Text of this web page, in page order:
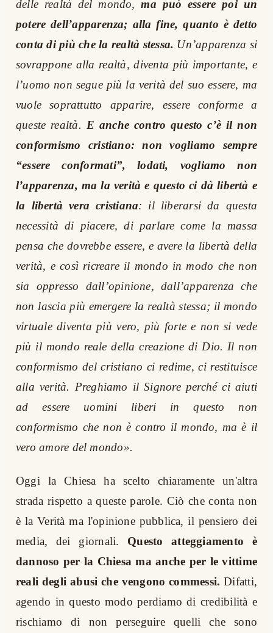
delle realtà del mondo,ma può essere poi un
potere dell’apparenza; alla fine, quanto è detto
conta di più che la realtà stessa. Un’apparenza si
sovrappone alla realtà, diventa più importante, e
l’uomo non segue più la verità del suo essere, ma
vuole soprattutto apparire, essere conforme a
queste realtà. E anche contro questo c’è il non
conformismo cristiano: non vogliamo sempre
“essere conformati”, lodati, vogliamo non
l’apparenza, ma la verità e questo ci dà libertà e
la libertà vera cristiana: il liberarsi da questa
necessità di piacere, di parlare come la massa
pensa che dovrebbe essere, e avere la libertà della
verità, e così ricreare il mondo in modo che non
sia oppresso dall’opinione, dall’apparenza che
non lascia più emergere la realtà stessa; il mondo
virtuale diventa più vero, più forte e non si vede
più il mondo reale della creazione di Dio. Il non
conformismo del cristiano ci redime, ci restituisce
alla verità. Preghiamo il Signore perché ci aiuti
ad essere uomini liberi in questo non
conformismo che non è contro il mondo, ma è il
vero amore del mondo».
Oggi la Chiesa ha scelto chiaramente un'altra
strada rispetto a queste parole. Ciò che conta non
è la Verità ma l'opinione pubblica, il pensiero dei
media, dei giornali. Questo atteggiamento è
dannoso per la Chiesa ma anche per le vittime
reali degli abusi che vengono commessi. Difatti,
agendo in questo modo perdiamo di credibilità e
rischiamo di non perseguire quelli che sono